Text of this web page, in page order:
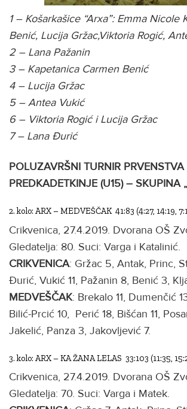
1 – Košarkašice “Arxa”: Emma Nicole
Benić, Lucija Gržac,Viktoria Rogić,
2 – Lana Pažanin
3 – Kapetanica Carmen Benić
4 – Lucija Gržac
5 – Antea Vukić
6 – Viktoria Rogić i Lucija Gržac
7 – Lana Đurić
POLUZAVRŠNI TURNIR
PREDKADETKINJE (U15) – SKUPINA
2. kolo: ARX – MEDVEŠČAK 41:83 (4:27, 14:19,
Crikvenica, 27.4.2019. Dvorana OŠ
Gledatelja: 80. Suci: Varga i Katalinić.
CRIKVENICA: Gržac 5, Antak, Princ,
Đurić, Vukić 11, Pažanin 8, Benić 3,
MEDVEŠČAK: Brekalo 11, Dumenčić
Bilić-Prcić 10, Perić 18, Bišćan 11,
Jakelić, Panza 3, Jakovljević 7.
3. kolo: ARX – KA ŽANA LELAS 33:103 (11:35,
Crikvenica, 27.4.2019. Dvorana OŠ
Gledatelja: 70. Suci: Varga i Matek.